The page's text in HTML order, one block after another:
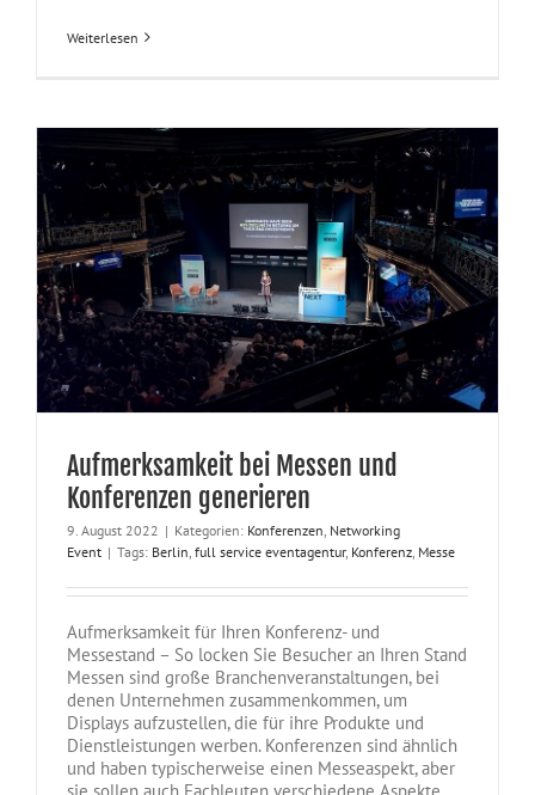
Weiterlesen
Aufmerksamkeit bei Messen und
Konferenzen generieren
9. August 2022 | Kategorien: Konferenzen, Networking
Event | Tags: Berlin, full service eventagentur, Konferenz, Messe
Aufmerksamkeit für Ihren Konferenz- und
Messestand – So locken Sie Besucher an Ihren Stand
Messen sind große Branchenveranstaltungen, bei
denen Unternehmen zusammenkommen, um
Displays aufzustellen, die für ihre Produkte und
Dienstleistungen werben. Konferenzen sind ähnlich
und haben typischerweise einen Messeaspekt, aber